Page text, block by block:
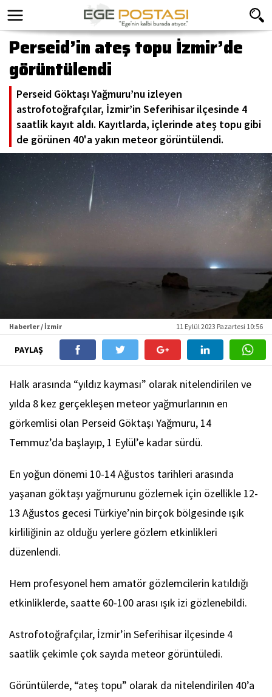
Perseid’in ateş topu İzmir’de
görüntülendi
Perseid Göktaşı Yağmuru’nu izleyen
astrofotoğrafçılar, İzmir’in Seferihisar ilçesinde 4
saatlik kayıt aldı. Kayıtlarda, içlerinde ateş topu gibi
de görünen 40'a yakın meteor görüntülendi.
Haberler / İzmir 11 Eylül 2023 Pazartesi 10:56
PAYLAŞ
Halk arasında “yıldız kayması” olarak nitelendirilen ve
yılda 8 kez gerçekleşen meteor yağmurlarının en
görkemlisi olan Perseid Göktaşı Yağmuru, 14
Temmuz’da başlayıp, 1 Eylül’e kadar sürdü.
En yoğun dönemi 10-14 Ağustos tarihleri arasında
yaşanan göktaşı yağmurunu gözlemek için özellikle 12-
13 Ağustos gecesi Türkiye’nin birçok bölgesinde ışık
kirliliğinin az olduğu yerlere gözlem etkinlikleri
düzenlendi.
Hem profesyonel hem amatör gözlemcilerin katıldığı
etkinliklerde, saatte 60-100 arası ışık izi gözlenebildi.
Astrofotoğrafçılar, İzmir’in Seferihisar ilçesinde 4
saatlik çekimle çok sayıda meteor görüntüledi.
Görüntülerde, “ateş topu” olarak da nitelendirilen 40’a